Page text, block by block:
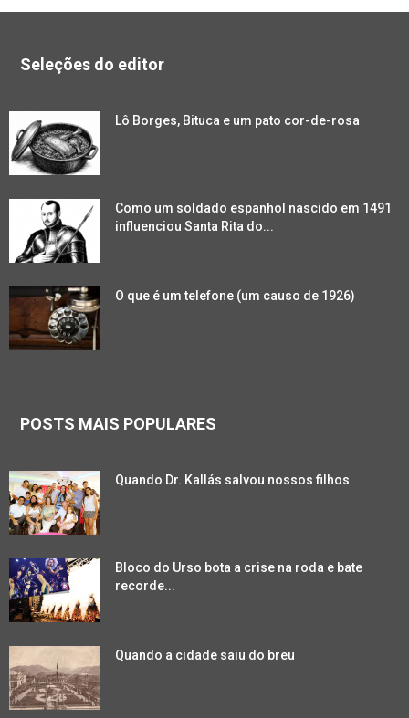
Seleções do editor
Lô Borges, Bituca e um pato cor-de-rosa
Como um soldado espanhol nascido em 1491
influenciou Santa Rita do...
O que é um telefone (um causo de 1926)
POSTS MAIS POPULARES
Quando Dr. Kallás salvou nossos filhos
Bloco do Urso bota a crise na roda e bate
recorde...
Quando a cidade saiu do breu